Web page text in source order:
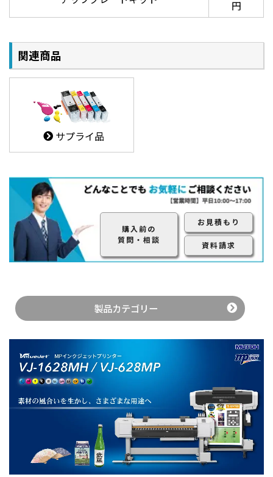
PDFの透明効果を正確に処理
PDFの透明効果やドロップシャドウなどを正確に処理し、
信頼性の高い出力を実現
2. ミスとロスを削減する2つプレビュー機能
RIPプレビュー機能
印刷前に、RIP後の「実際に印刷するドット」をモニター
に表示する機能。バリアブルドットまで確認可能
ソフトプルーフ機能
印刷しなくても、印刷結果に近い「色」を画面に再現可能
円
関連商品
サプライ品
購入前の
質問・相談
お見積もり
資料請求
製品カテゴリー